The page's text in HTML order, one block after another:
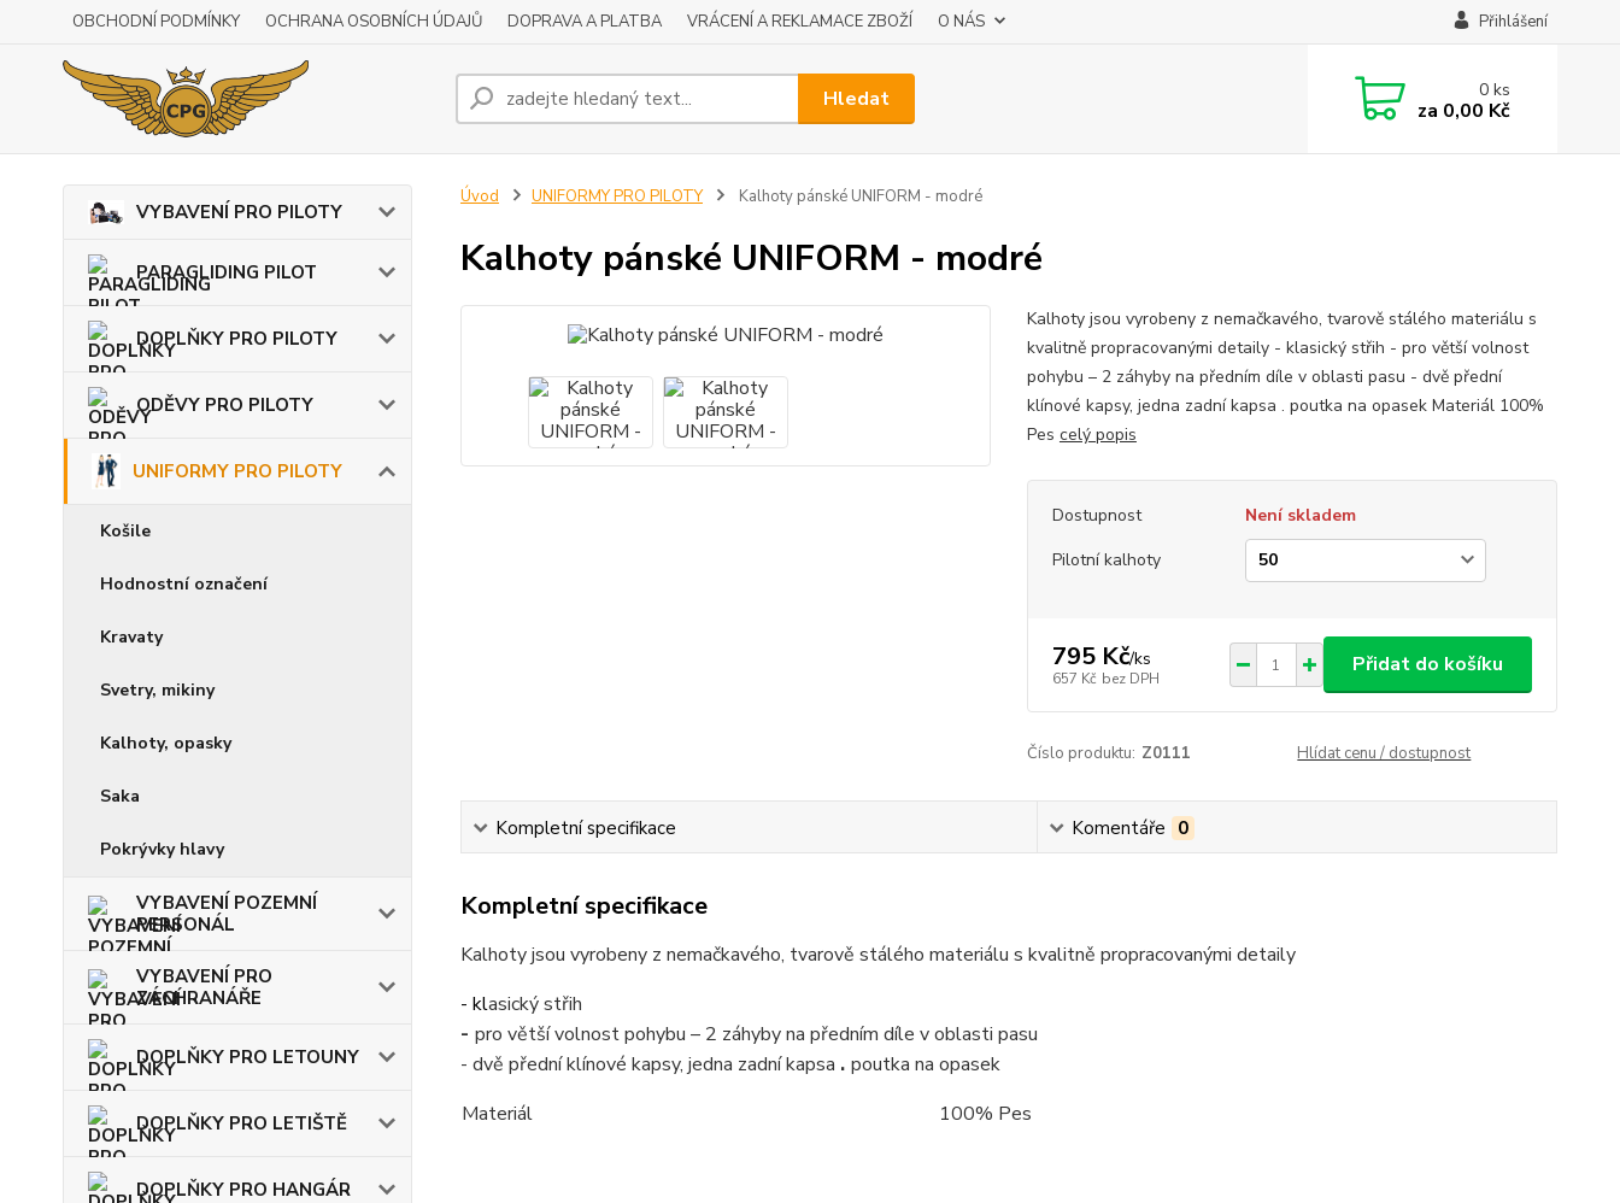
OBCHODNÍ PODMÍNKY OCHRANA OSOBNÍCH ÚDAJŮ DOPRAVA A PLATBA VRÁCENÍ A REKLAMACE ZBOŽÍ O NÁS Přihlášení
Hledat 0ks
za 0,00 Kč
VYBAVENÍ PRO PILOTY
PARAGLIDING PILOT
DOPLŇKY PRO PILOTY
ODĚVY PRO PILOTY
UNIFORMY PRO PILOTY
Košile
Hodnostní označení
Kravaty
Svetry, mikiny
Kalhoty, opasky
Saka
Pokrývky hlavy
VYBAVENÍ POZEMNÍ
PERSONÁL
VYBAVENÍ PRO
ZÁCHRANÁŘE
DOPLŇKY PRO LETOUNY
DOPLŇKY PRO LETIŠTĚ
DOPLŇKY PRO HANGÁR
Úvod UNIFORMY PRO PILOTY Kalhoty pánské UNIFORM - modré
Kalhoty pánské UNIFORM - modré
Kalhoty jsou vyrobeny z nemačkavého, tvarově stálého materiálu s
kvalitně propracovanými detaily - klasický střih - pro větší volnost
pohybu – 2 záhyby na předním díle v oblasti pasu - dvě přední
klínové kapsy, jedna zadní kapsa . poutka na opasek Materiál 100%
Pes celý popis
Dostupnost
Není skladem
Pilotní kalhoty
795 Kč/ks
657 Kč bez DPH
Přidat do košíku
Číslo produktu: Z0111 Hlídat cenu / dostupnost
Kompletní specifikace Komentáře 0
Kompletní specifikace
Kalhoty jsou vyrobeny z nemačkavého, tvarově stálého materiálu s kvalitně propracovanými detaily
- klasický střih
- pro větší volnost pohybu – 2 záhyby na předním díle v oblasti pasu
- dvě přední klínové kapsy, jedna zadní kapsa . poutka na opasek
Materiál
100% Pes